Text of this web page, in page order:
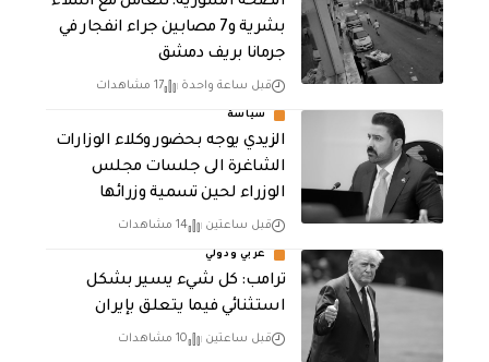
بشرية و7 مصابين جراء انفجار في
جرمانا بريف دمشق
قبل ساعة واحدة 17 مشاهدات
سياسة
الزيدي يوجه بحضور وكلاء الوزارات
الشاغرة الى جلسات مجلس
الوزراء لحين تسمية وزرائها
قبل ساعتين 14 مشاهدات
عربي ودولي
ترامب: كل شيء يسير بشكل
استثنائي فيما يتعلق بإيران
قبل ساعتين 10 مشاهدات